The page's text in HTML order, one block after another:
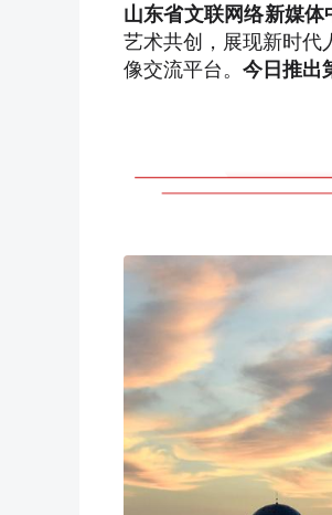
山东省文联网络新媒
艺术共创，展现新时代
像交流平台。 今日推出